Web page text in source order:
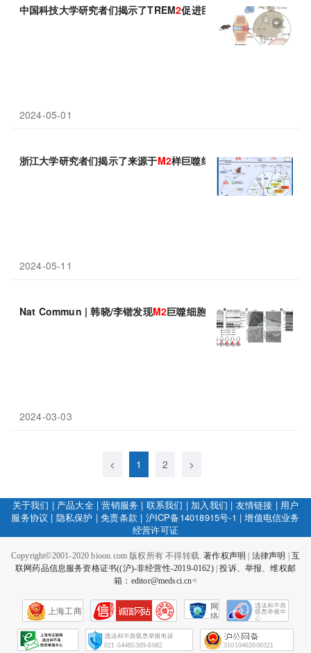
中国科技大学研究者们揭示了TREM2促进巨噬细胞 M1向M2极化
2024-05-01
浙江大学研究者们揭示了来源于M2样巨噬细胞的细胞外囊泡以
2024-05-11
Nat Commun | 韩晓/李锴发现M2巨噬细胞促进米色脂肪生成的潜
2024-03-03
< 1 2 >
关于我们 | 产品大全|营销服务 | 联系我们 | 加入我们 | 友情链接 | 用户
服务协议 | 隐私保护 |免责条款 | 沪ICP备14018915号-1 |增值电信业务
经营许可证
Copyright©2001-2020 bioon.com 版权所有 不得转载.著作权声明 法律声明
互
联网药品信息服务资格证书((沪)-非经营性-2019-0162)|投诉、举报、维权邮
箱：editor@medsci.cn<
上海工商
网
络
会
征
021-54485309-8082 31010402000321